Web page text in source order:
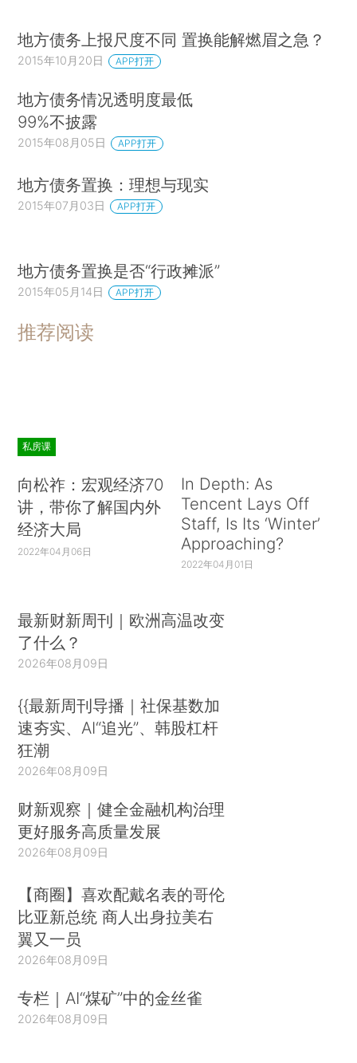
地方债务上报尺度不同 置换能解燃眉之急？
2015年10月20日 APP打开
地方债务情况透明度最低
99%不披露
2015年08月05日 APP打开
地方债务置换：理想与现实
2015年07月03日 APP打开
地方债务置换是否“行政摊派”
2015年05月14日 APP打开
推荐阅读
私房课
向松祚：宏观经济70
讲，带你了解国内外
经济大局
2022年04月06日
In Depth: As
Tencent Lays Off
Staff, Is Its ‘Winter’
Approaching?
2022年04月01日
最新财新周刊｜欧洲高温改变
了什么？
2026年08月09日
{{最新周刊导播｜社保基数加
速夯实、AI“追光”、韩股杠杆
狂潮
2026年08月09日
财新观察｜健全金融机构治理
更好服务高质量发展
2026年08月09日
【商圈】喜欢配戴名表的哥伦
比亚新总统 商人出身拉美右
翼又一员
2026年08月09日
专栏｜AI“煤矿”中的金丝雀
2026年08月09日